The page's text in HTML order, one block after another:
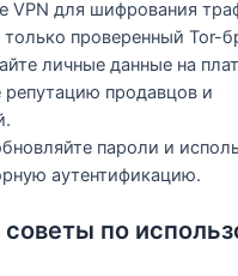
VPN для шифрования
проверенный Tor-
личные данные на
репутацию продавцов и
пароли и
аутентификацию.
советы по